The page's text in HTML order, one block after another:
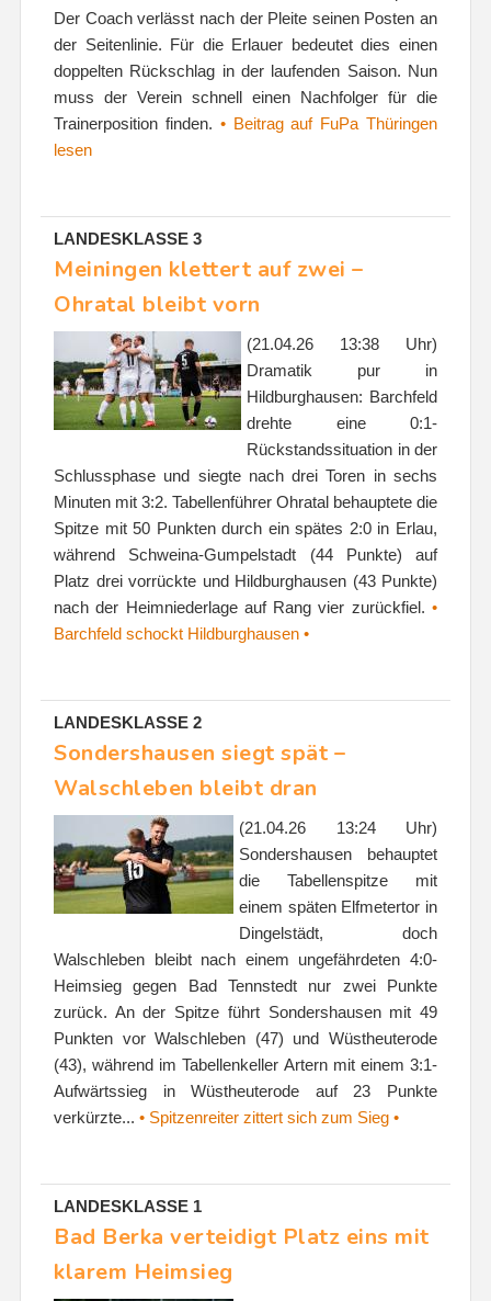
Der Coach verlässt nach der Pleite seinen Posten an
der Seitenlinie. Für die Erlauer bedeutet dies einen
doppelten Rückschlag in der laufenden Saison. Nun
muss der Verein schnell einen Nachfolger für die
Trainerposition finden. • Beitrag auf FuPa Thüringen
lesen
LANDESKLASSE 3
Meiningen klettert auf zwei –
Ohratal bleibt vorn
(21.04.26 13:38 Uhr)
Dramatik pur in
Hildburghausen: Barchfeld
drehte eine 0:1-
Rückstandssituation in der
Schlussphase und siegte nach drei Toren in sechs
Minuten mit 3:2. Tabellenführer Ohratal behauptete die
Spitze mit 50 Punkten durch ein spätes 2:0 in Erlau,
während Schweina-Gumpelstadt (44 Punkte) auf
Platz drei vorrückte und Hildburghausen (43 Punkte)
nach der Heimniederlage auf Rang vier zurückfiel. •
Barchfeld schockt Hildburghausen •
LANDESKLASSE 2
Sondershausen siegt spät –
Walschleben bleibt dran
(21.04.26 13:24 Uhr)
Sondershausen behauptet
die Tabellenspitze mit
einem späten Elfmetertor in
Dingelstädt, doch
Walschleben bleibt nach einem ungefährdeten 4:0-
Heimsieg gegen Bad Tennstedt nur zwei Punkte
zurück. An der Spitze führt Sondershausen mit 49
Punkten vor Walschleben (47) und Wüstheuterode
(43), während im Tabellenkeller Artern mit einem 3:1-
Aufwärtssieg in Wüstheuterode auf 23 Punkte
verkürzte... • Spitzenreiter zittert sich zum Sieg •
LANDESKLASSE 1
Bad Berka verteidigt Platz eins mit
klarem Heimsieg